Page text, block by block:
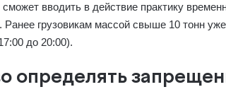
вводить в действие практику
Ранее грузовикам массой свыше 10 тонн
до 20:00).
определять